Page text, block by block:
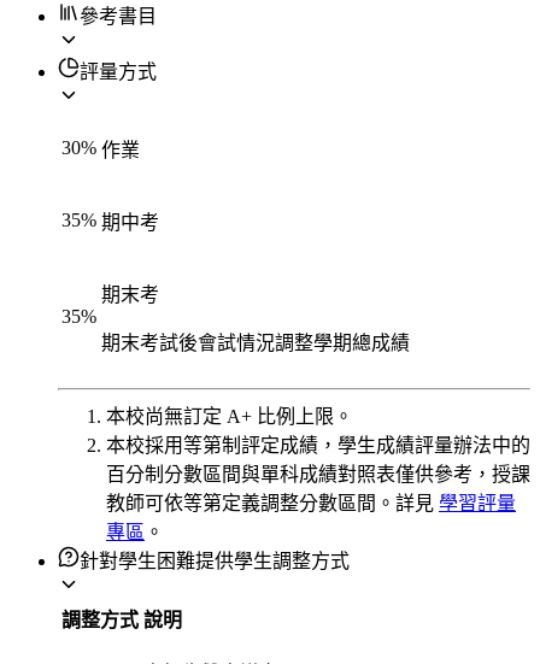
參考書目
評量方式
30% 作業
35% 期中考
35%
期末考
期末考試後會試情況調整學期總成績
本校尚無訂定 A+ 比例上限。
本校採用等第制評定成績，學生成績評量辦法中的
百分制分數區間與單科成績對照表僅供參考，授課
教師可依等第定義調整分數區間。詳見 學習評量
專區 。
針對學生困難提供學生調整方式
調整方式 說明